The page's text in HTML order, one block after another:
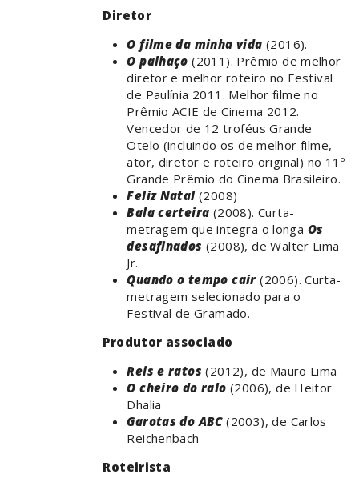
Diretor
O filme da minha vida (2016).
O palhaço (2011). Prêmio de melhor
diretor e melhor roteiro no Festival
de Paulínia 2011. Melhor filme no
Prêmio ACIE de Cinema 2012.
Vencedor de 12 troféus Grande
Otelo (incluindo os de melhor filme,
ator, diretor e roteiro original) no 11º
Grande Prêmio do Cinema Brasileiro.
Feliz Natal(2008)
Bala certeira (2008). Curta-
metragem que integra o longa Os
desafinados (2008), de Walter Lima
Jr.
Quando o tempo cair (2006). Curta-
metragem selecionado para o
Festival de Gramado.
Produtor associado
Reis e ratos (2012), de Mauro Lima
O cheiro do ralo (2006), de Heitor
Dhalia
Garotas do ABC(2003), de Carlos
Reichenbach
Roteirista